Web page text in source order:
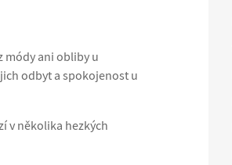
módy ani obliby u
odbyt a spokojenost u
v několika hezkých